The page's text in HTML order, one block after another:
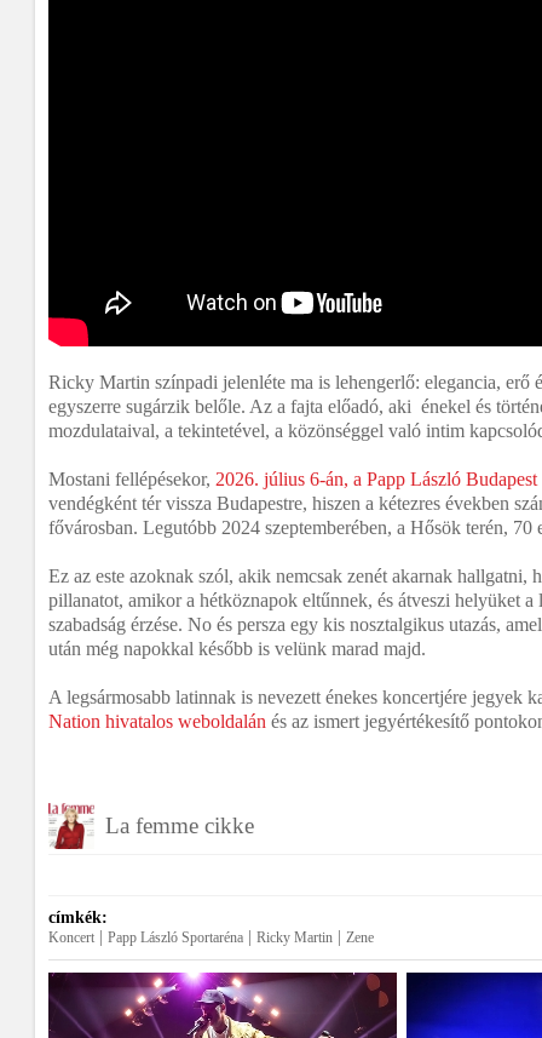
Ricky Martin színpadi jelenléte ma is lehengerlő: elegancia, erő
egyszerre sugárzik belőle. Az a fajta előadó, aki énekel és
mozdulataival, a tekintetével, a közönséggel való intim
Mostani fellépésekor, 2026. július 6-án, a Papp László Budapest
vendégként tér vissza Budapestre, hiszen a kétezres években
fővárosban. Legutóbb 2024 szeptemberében, a Hősök terén, 70
Ez az este azoknak szól, akik nemcsak zenét akarnak hallgatni,
pillanatot, amikor a hétköznapok eltűnnek, és átveszi helyüket a
szabadság érzése. No és persza egy kis nosztalgikus utazás,
után még napokkal később is velünk marad majd.
A legsármosabb latinnak is nevezett énekes koncertjére jegyek
Nation hivatalos weboldalán és az ismert jegyértékesítő
La femme cikke
címkék:
Koncert Papp László Sportaréna Ricky Martin Zene